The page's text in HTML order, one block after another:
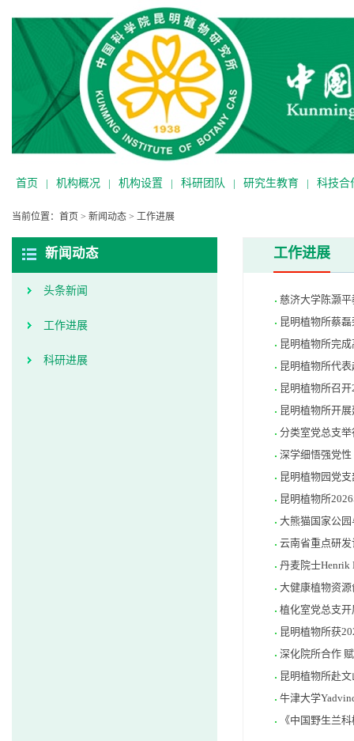
首页 | 机构概况 | 机构设置 | 科研团队 | 研究生教育 | 科技合
当前位置： 首页 > 新闻动态 > 工作进展
新闻动态
头条新闻
工作进展
科研进展
工作进展
慈济大学陈灏
昆明植物所蔡
昆明植物所完
昆明植物所代
昆明植物所召
昆明植物所开
分类室党总支
深学细悟强党
昆明植物园党
昆明植物所
大熊猫国家公
云南省重点研
丹麦院士Henrik
大健康植物资
植化室党总支
昆明植物所获
深化院所合作
昆明植物所赴
牛津大学
《中国野生兰